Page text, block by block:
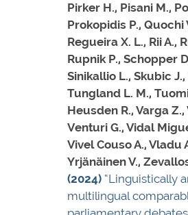
Pirker H., Pisani M.,
Prokopidis P., Quochi
Regueira X. L., Rii A.,
Rupnik P., Schopper
Sinikallio L., Skubic
Tungland L. M.,
Heusden R., Varga
Venturi G., Vidal
Vivel Couso A., Vladu
Yrjänäinen V.,
(2024) “Linguistically
multilingual